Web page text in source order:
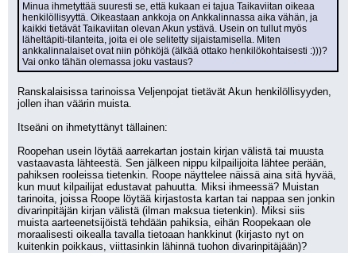
Minua ihmetyttää suuresti se, että kukaan ei tajua Taikaviitan oikeaa
henkilöllisyyttä. Oikeastaan ankkoja on Ankkalinnassa aika vähän, ja
kaikki tietävät Taikaviitan olevan Akun ystävä. Usein on tullut myös
läheltäpiti-tilanteita, joita ei ole selitetty sijaistamisella. Miten
ankkalinnalaiset ovat niin pöhköjä (älkää ottako henkilökohtaisesti :)))?
Vai onko tähän olemassa joku vastaus?
Ranskalaisissa tarinoissa Veljenpojat tietävät Akun henkilöllisyyden,
jollen ihan väärin muista.
Itseäni on ihmetyttänyt tällainen:
Roopehan usein löytää aarrekartan jostain kirjan välistä tai muusta
vastaavasta lähteestä. Sen jälkeen nippu kilpailijoita lähtee perään,
pahiksen rooleissa tietenkin. Roope näyttelee näissä aina sitä hyvää,
kun muut kilpailijat edustavat pahuutta. Miksi ihmeessä? Muistan
tarinoita, joissa Roope löytää kirjastosta kartan tai nappaa sen jonkin
divarinpitäjän kirjan välistä (ilman maksua tietenkin). Miksi siis
muista aarteenetsijöistä tehdään pahiksia, eihän Roopekaan ole
moraalisesti oikealla tavalla tietoaan hankkinut (kirjasto nyt on
kuitenkin poikkaus, viittasinkin lähinnä tuohon divarinpitäjään)?